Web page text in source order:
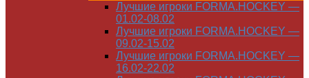
Лучшие игроки FORMA.HOCKEY —
01.02-08.02
Лучшие игроки FORMA.HOCKEY —
09.02-15.02
Лучшие игроки FORMA.HOCKEY —
16.02-22.02